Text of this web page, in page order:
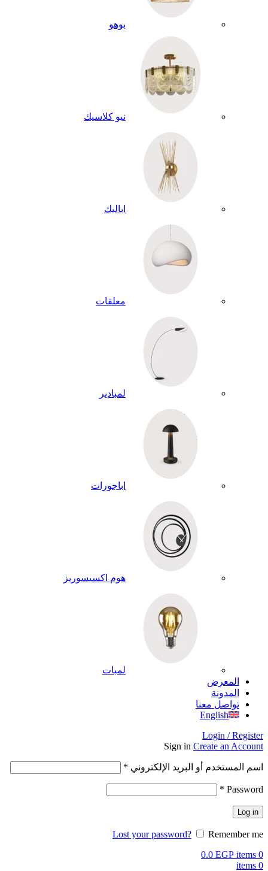
بوهو
نيو كلاسيك
اباليك
معلقات
لمبادير
اباجورات
هوم اكسيسوريز
لمبات
المعرض
المدونة
تواصل معنا
English
Login / Register
Sign in Create an Account
اسم المستخدم أو البريد الإلكتروني *
Password
*
Log in
Lost your password?
Remember me
0
items
0.0 EGP
0
items